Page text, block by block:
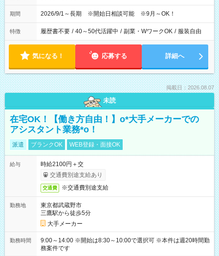
期間 2026/9/1～長期 ※開始日相談可能 ※9月～OK！
特徴 履歴書不要 / 40～50代活躍中 / 副業・WワークOK / 服装自由
気になる！ 応募する 詳細へ
掲載日：2026.08.07
未読
在宅OK！【働き方自由！】o*大手メーカーでの
アシスタント業務*o！
派遣 ブランクOK WEB登録・面接OK
給与
時給2100円＋交
交通費別途支給あり
交通費 ※交通費別途支給
勤務地
東京都武蔵野市
三鷹駅から徒歩5分
大手メーカー
勤務時間
9:00～14:00 ※開始は8:30～10:00で選択可 ※本件は週20時間勤
務案件です